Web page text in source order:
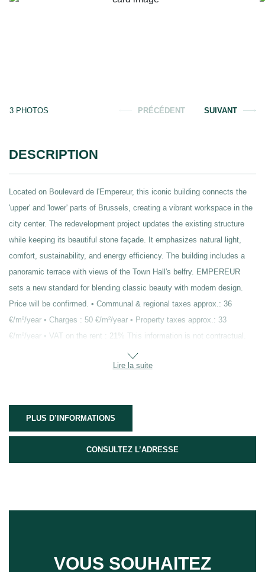
3 PHOTOS PRÉCÉDENT SUIVANT
DESCRIPTION
Located on Boulevard de l'Empereur, this iconic building connects the
'upper' and 'lower' parts of Brussels, creating a vibrant workspace in the
city center. The redevelopment project updates the existing structure
while keeping its beautiful stone façade. It emphasizes natural light,
comfort, sustainability, and energy efficiency. The building includes a
panoramic terrace with views of the Town Hall's belfry. EMPEREUR
sets a new standard for blending classic beauty with modern design.
Price will be confirmed. • Communal & regional taxes approx.: 36
€/m²/year • Charges : 50 €/m²/year • Property taxes approx.: 33
€/m²/year • VAT on the rent : 21% This information is not contractual.
Lire la suite
PLUS D’INFORMATIONS
CONSULTEZ L’ADRESSE
VOUS SOUHAITEZ